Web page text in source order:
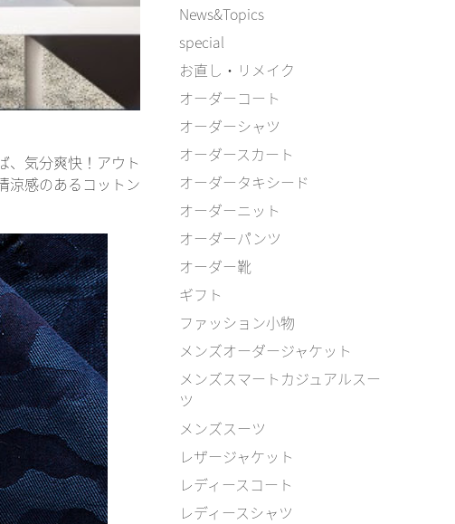
、気分爽快！アウト
涼感のあるコットン
News&Topics
special
お直し・リメイク
オーダーコート
オーダーシャツ
オーダースカート
オーダータキシード
オーダーニット
オーダーパンツ
オーダー靴
ギフト
ファッション小物
メンズオーダージャケット
メンズスマートカジュアルスー
ツ
メンズスーツ
レザージャケット
レディースコート
レディースシャツ